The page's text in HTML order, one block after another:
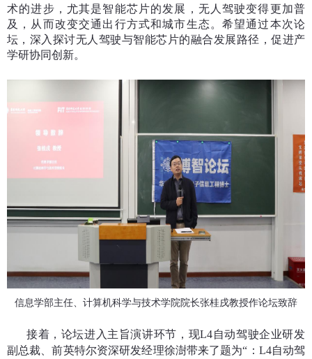
术的进步，尤其是智能芯片的发展，无人驾驶变得更加普
及，从而改变交通出行方式和城市生态。希望通过本次论
坛，深入探讨无人驾驶与智能芯片的融合发展路径，促进产
学研协同创新。
信息学部主任、计算机科学与技术学院院长张桂戌教授作论坛致辞
接着，论坛进入主旨演讲环节，现L4自动驾驶企业研发
副总裁、前英特尔资深研发经理徐澍带来了题为“： L4自动驾